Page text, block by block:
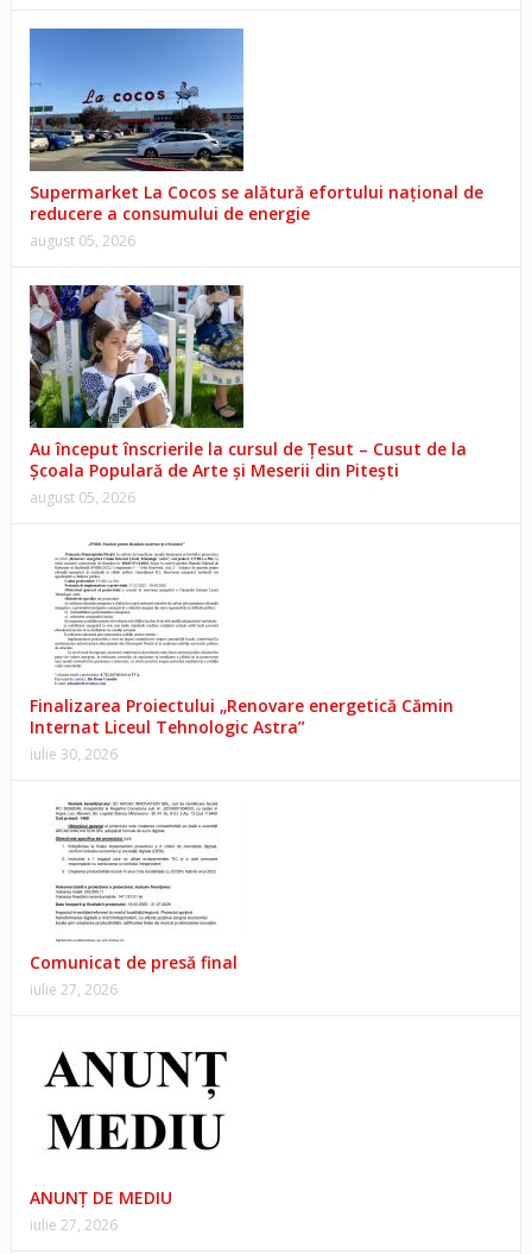
Supermarket La Cocos se alătură efortului național de
reducere a consumului de energie
august 05, 2026
Au început înscrierile la cursul de Țesut – Cusut de la
Școala Populară de Arte și Meserii din Pitești
august 05, 2026
Finalizarea Proiectului „Renovare energetică Cămin
Internat Liceul Tehnologic Astra”
iulie 30, 2026
Comunicat de presă final
iulie 27, 2026
ANUNŢ DE MEDIU
iulie 27, 2026